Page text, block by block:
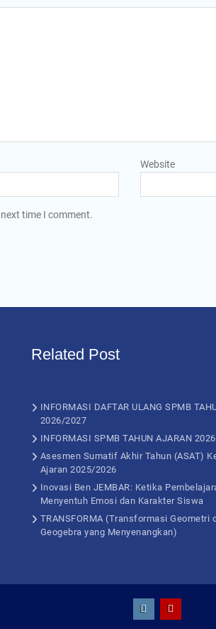
Website
time I comment.
Related Post
INFORMASI DAFTAR ULANG SPMB
2026/2027
INFORMASI SPMB TAHUN AJARAN
Asesmen Sumatif Akhir Tahun (ASAT)
Ajaran 2025/2026
Inovasi Ben JEMBAR: Ketika
Menyentuh Emosi dan Karakter Siswa
TRANSFORMA (Transformasi Geometri
Geogebra yang Menyenangkan)